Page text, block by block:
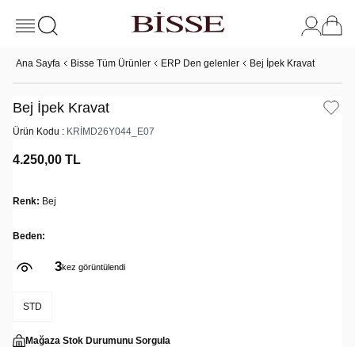
Ana Sayfa Bisse Tüm Ürünler ERP Den gelenler Bej İpek Kravat
Bej İpek Kravat
Ürün Kodu : KRİMD26Y044_E07
4.250,00 TL
Renk: Bej
Beden:
3kez görüntülendi
STD
Mağaza Stok Durumunu Sorgula